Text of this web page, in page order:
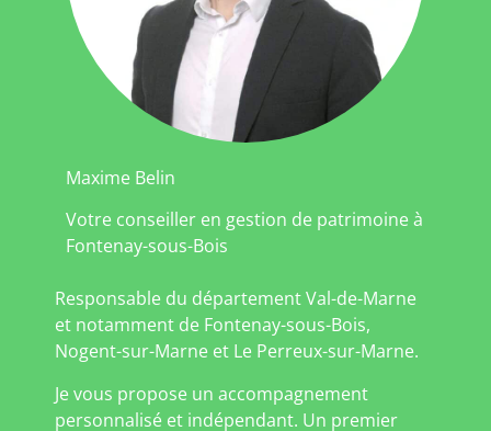
Maxime Belin
Votre conseiller en gestion de patrimoine à
Fontenay-sous-Bois
Responsable du département Val-de-Marne
et notamment de Fontenay-sous-Bois,
Nogent-sur-Marne et Le Perreux-sur-Marne.
Je vous propose un accompagnement
personnalisé et indépendant. Un premier